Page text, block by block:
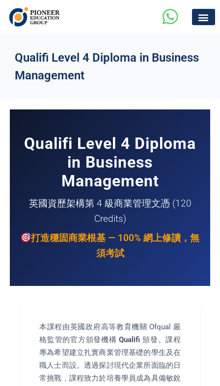
Qualifi Level 4 Diploma in Business
Management
Qualifi Level 4 Diploma
in Business
Management
英國資歷架構第 4 級商業管理文憑 (120
Credits)
打造穩固商業根基 — 100% 網上修讀，無
須考試
本課程由英國政府高等教育機關 Ofqual 嚴
格監管的官方頒發機構Qualifi 頒發。課程
專為希望建立扎實商業管理基礎的學生及在
職人士而設。透過探討現代企業所面臨的日
常挑戰，課程致力於培養學員成為具備敏銳